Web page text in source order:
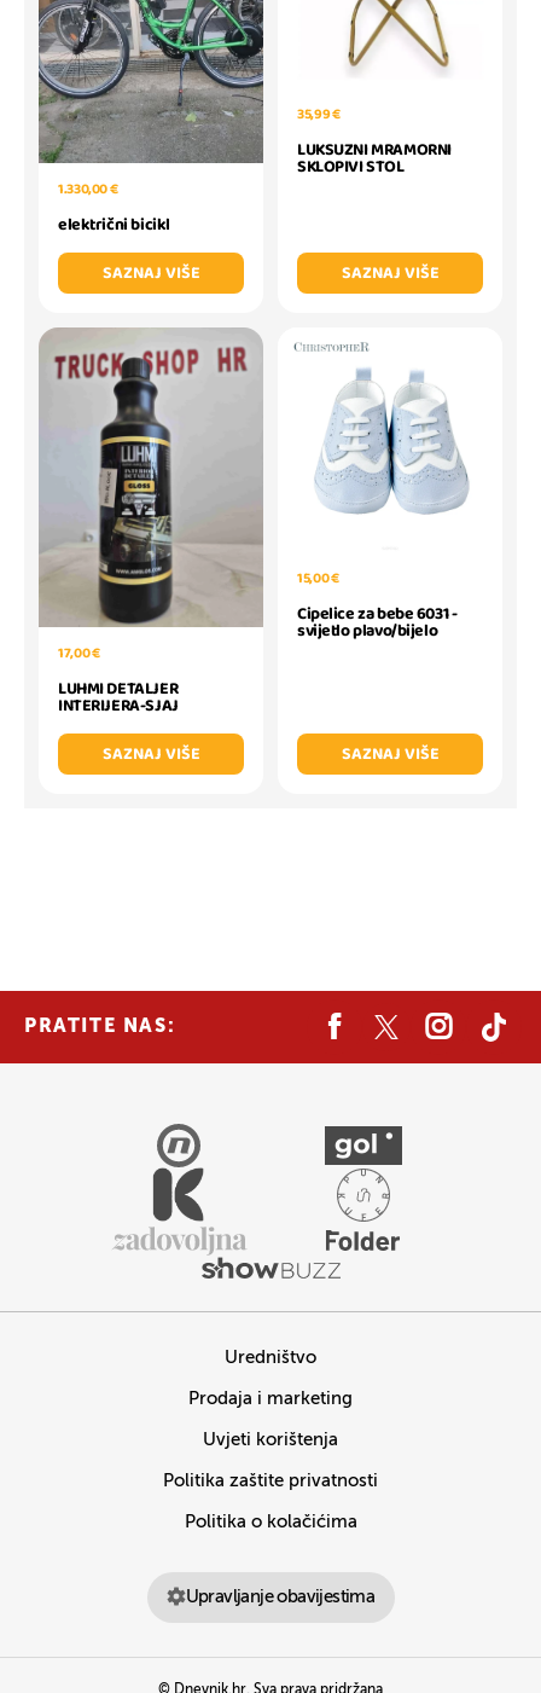
1.330,00 €
električni bicikl
SAZNAJ VIŠE
35,99 €
LUKSUZNI MRAMORNI
SKLOPIVI STOL
SAZNAJ VIŠE
17,00 €
LUHMI DETALJER
INTERIJERA-SJAJ
SAZNAJ VIŠE
15,00 €
Cipelice za bebe 6031 -
svijetlo plavo/bijelo
SAZNAJ VIŠE
PRATITE NAS:
Uredništvo
Prodaja i marketing
Uvjeti korištenja
Politika zaštite privatnosti
Politika o kolačićima
Upravljanje obavijestima